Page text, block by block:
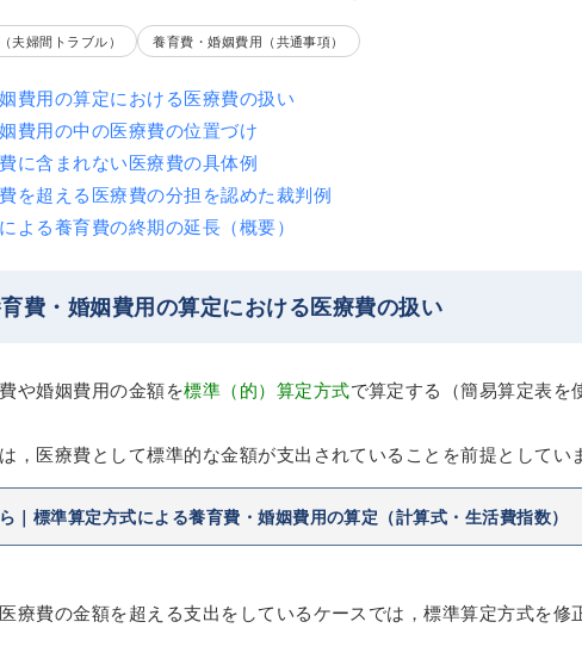
夫婦間トラブル） 養育費・婚姻費用（共通事項）
費用の算定における医療費の扱い
費用の中の医療費の位置づけ
に含まれない医療費の具体例
を超える医療費の分担を認めた裁判例
よる養育費の終期の延長（概要）
費・婚姻費用の算定における医療費の扱い
や婚姻費用の金額を標準（的）算定方式で算定する（簡易算定表を
，医療費として標準的な金額が支出されていることを前提としてい
｜標準算定方式による養育費・婚姻費用の算定（計算式・生活費指数）
療費の金額を超える支出をしているケースでは，標準算定方式を修